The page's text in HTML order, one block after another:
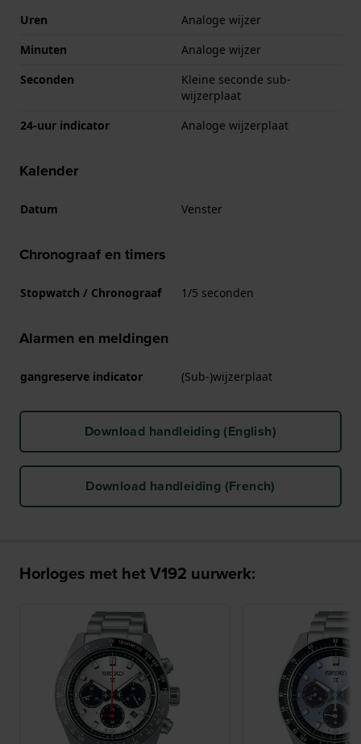
Uren
Analoge wijzer
Minuten
Analoge wijzer
Seconden
Kleine seconde sub-
wijzerplaat
24-uur indicator
Analoge wijzerplaat
Kalender
Datum Venster
Chronograaf en timers
Stopwatch / Chronograaf 1/5 seconden
Alarmen en meldingen
gangreserve indicator (Sub-)wijzerplaat
Download handleiding (English)
Download handleiding (French)
Horloges met het V192 uurwerk: